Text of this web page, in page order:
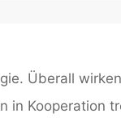
Überall
in Kooperation